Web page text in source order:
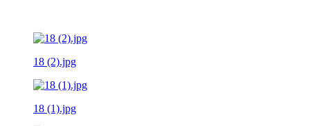
18 (2).jpg
18 (1).jpg